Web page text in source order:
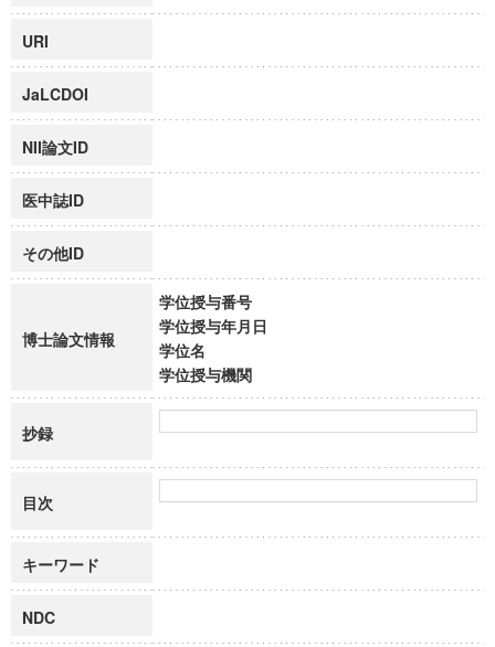
URI
JaLCDOI
NII論文ID
医中誌ID
その他ID
博士論文情報
学位授与番号
学位授与年月日
学位名
学位授与機関
抄録
目次
キーワード
NDC